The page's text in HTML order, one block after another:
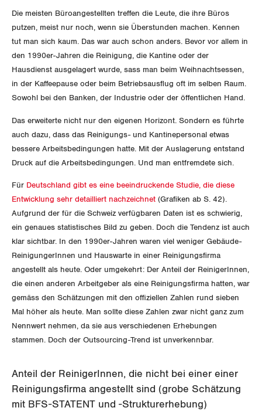
Luzern
Neuenburg
Nidwalden
St. Gallen-Appenzell
Solothurn
Zug
Die meisten Büroangestellten treffen die Leute, die ihre Büros
putzen, meist nur noch, wenn sie Überstunden machen. Kennen
tut man sich kaum. Das war auch schon anders. Bevor vor allem in
den 1990er-Jahren die Reinigung, die Kantine oder der
Hausdienst ausgelagert wurde, sass man beim Weihnachtsessen,
in der Kaffeepause oder beim Betriebsausflug oft im selben Raum.
Sowohl bei den Banken, der Industrie oder der öffentlichen Hand.
Das erweiterte nicht nur den eigenen Horizont. Sondern es führte
auch dazu, dass das Reinigungs- und Kantinepersonal etwas
bessere Arbeitsbedingungen hatte. Mit der Auslagerung entstand
Druck auf die Arbeitsbedingungen. Und man entfremdete sich.
Für Deutschland gibt es eine beeindruckende Studie, die diese
Entwicklung sehr detailliert nachzeichnet (Grafiken ab S. 42).
Aufgrund der für die Schweiz verfügbaren Daten ist es schwierig,
ein genaues statistisches Bild zu geben. Doch die Tendenz ist auch
klar sichtbar. In den 1990er-Jahren waren viel weniger Gebäude-
ReinigungerInnen und Hauswarte in einer Reinigungsfirma
angestellt als heute. Oder umgekehrt: Der Anteil der ReinigerInnen,
die einen anderen Arbeitgeber als eine Reinigungsfirma hatten, war
gemäss den Schätzungen mit den offiziellen Zahlen rund sieben
Mal höher als heute. Man sollte diese Zahlen zwar nicht ganz zum
Nennwert nehmen, da sie aus verschiedenen Erhebungen
stammen. Doch der Outsourcing-Trend ist unverkennbar.
Anteil der ReinigerInnen, die nicht bei einer einer
Reinigungsfirma angestellt sind (grobe Schätzung
mit BFS-STATENT und -Strukturerhebung)